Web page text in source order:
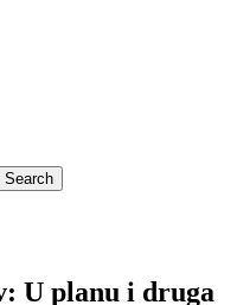
U planu i druga